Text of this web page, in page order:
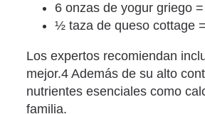
6 onzas de yogur griego
½ taza de queso cottage
Los expertos recomiendan
mejor.4 Además de su alto
nutrientes esenciales como
familia.